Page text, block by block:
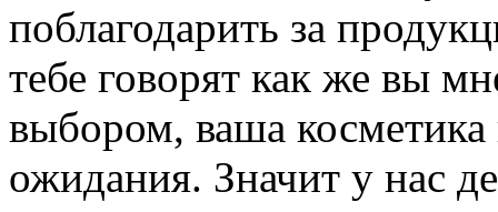
поблагодарить за
тебе говорят как же вы
выбором, ваша
ожидания. Значит у нас